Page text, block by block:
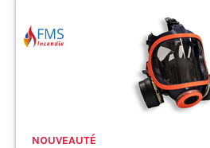
NOUVEAUTÉ